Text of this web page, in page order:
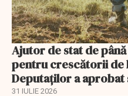
Ajutor de stat de
pentru crescătorii de
Deputaților a aprobat
31 IULIE 2026